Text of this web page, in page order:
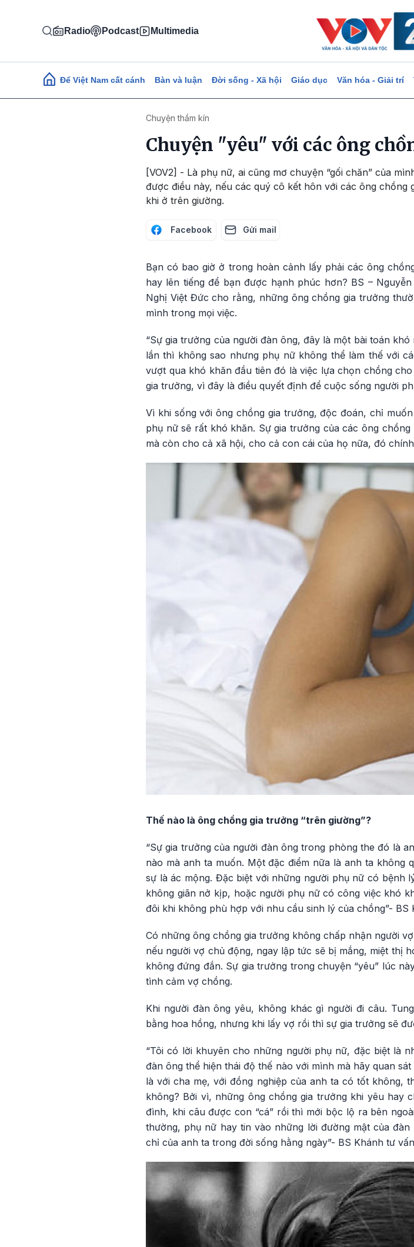
Radio Podcast Multimedia
Main navigation
Để Việt Nam cất cánh Bàn và luận Đời sống - Xã hội Giáo dục Văn hóa - Giải trí
Chuyện thầm kín
Chuyện "yêu" với các ông
[VOV2] - Là phụ nữ, ai cũng mơ chuyện “gối chăn” của
được điều này, nếu các quý cô kết hôn với các ông chồng
khi ở trên giường.
Facebook Gửi mail
Bạn có bao giờ ở trong hoàn cảnh lấy phải các ông
hay lên tiếng để bạn được hạnh phúc hơn? BS –
Nghị Việt Đức cho rằng, những ông chồng gia trưởng
mình trong mọi việc.
“Sự gia trưởng của người đàn ông, đây là một bài toán
lần thì không sao nhưng phụ nữ không thể làm thế với
vượt qua khó khăn đầu tiên đó là việc lựa chọn chồng
gia trưởng, vì đây là điều quyết định để cuộc sống người
Vì khi sống với ông chồng gia trưởng, độc đoán, chỉ
phụ nữ sẽ rất khó khăn. Sự gia trưởng của các ông
mà còn cho cả xã hội, cho cả con cái của họ nữa, đó
Thế nào là ông chồng gia trưởng “trên giường”?
“Sự gia trưởng của người đàn ông trong phòng the đó là
nào mà anh ta muốn. Một đặc điểm nữa là anh ta không
sự là ác mộng. Đặc biệt với những người phụ nữ có bệnh
không giãn nở kịp, hoặc người phụ nữ có công việc khó
đôi khi không phù hợp với nhu cầu sinh lý của chồng”- BS
Có những ông chồng gia trưởng không chấp nhận người
nếu người vợ chủ động, ngay lập tức sẽ bị mắng, miệt thị
không đứng đắn. Sự gia trưởng trong chuyện “yêu” lúc
tình cảm vợ chồng.
Khi người đàn ông yêu, không khác gì người đi câu.
bằng hoa hồng, nhưng khi lấy vợ rồi thì sự gia trưởng sẽ
“Tôi có lời khuyên cho những người phụ nữ, đặc biệt là
đàn ông thể hiện thái độ thế nào với mình mà hãy quan
là với cha mẹ, với đồng nghiệp của anh ta có tốt không,
không? Bởi vì, những ông chồng gia trưởng khi yêu hay
đình, khi câu được con “cá” rồi thì mới bộc lộ ra bên
thường, phụ nữ hay tin vào những lời đường mật của
chỉ của anh ta trong đời sống hằng ngày”- BS Khánh tư